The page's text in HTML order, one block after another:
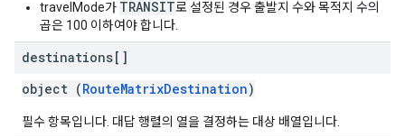
travelMode가 TRANSIT로 설정된 경우 출발지 수와 목적지 수의
곱은 100 이하여야 합니다.
destinations[]
object (RouteMatrixDestination)
필수 항목입니다. 대답 행렬의 열을 결정하는 대상 배열입니다.